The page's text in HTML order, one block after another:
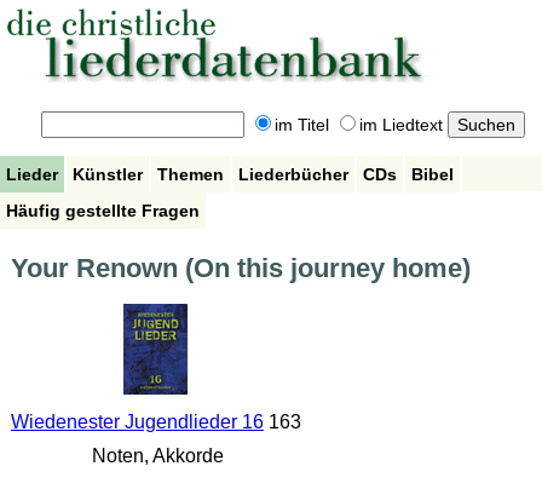
im Titel im Liedtext
Lieder Künstler Themen Liederbücher CDs
Bibel
Häufig gestellte Fragen
Your Renown (On this journey home)
Wiedenester Jugendlieder 16163
Noten, Akkorde